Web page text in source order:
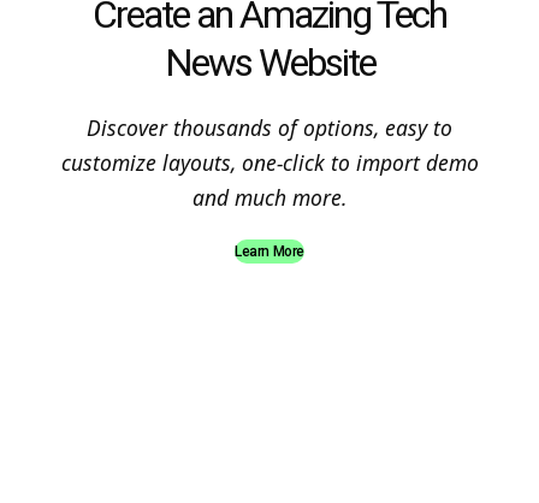
Create an Amazing Tech
News Website
Discover thousands of options, easy to
customize layouts, one-click to import demo
and much more.
Learn More